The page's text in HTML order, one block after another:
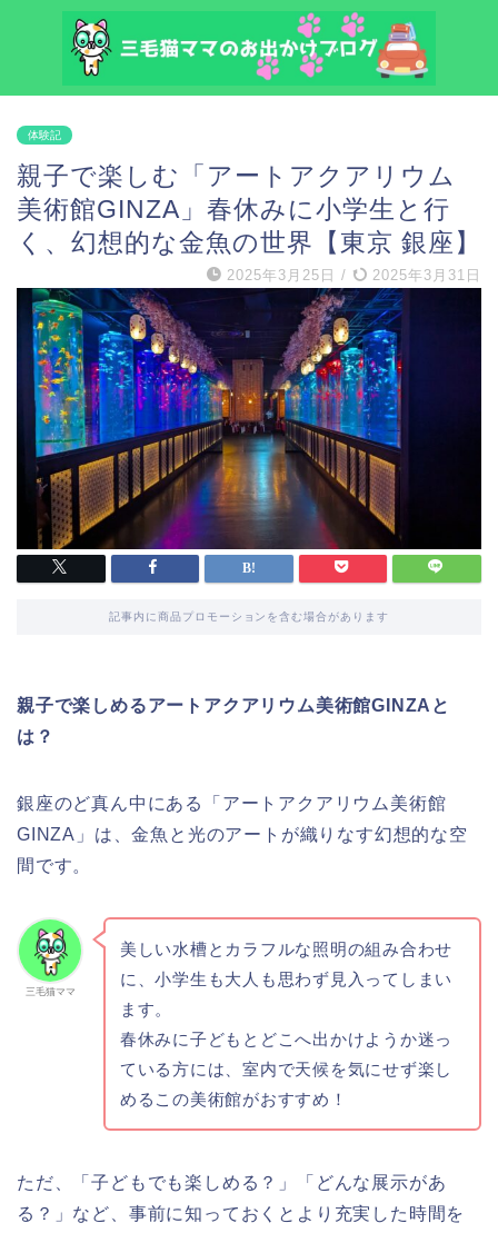
体験記
親子で楽しむ「アートアクアリウム
美術館GINZA」春休みに小学生と行
く、幻想的な金魚の世界【東京 銀座】
2025年3月25日 / 2025年3月31日
記事内に商品プロモーションを含む場合があります
親子で楽しめるアートアクアリウム美術館GINZAと
は？
銀座のど真ん中にある「アートアクアリウム美術館
GINZA」は、金魚と光のアートが織りなす幻想的な空
間です。
三毛猫ママ
美しい水槽とカラフルな照明の組み合わせ
に、小学生も大人も思わず見入ってしまい
ます。
春休みに子どもとどこへ出かけようか迷っ
ている方には、室内で天候を気にせず楽し
めるこの美術館がおすすめ！
ただ、「子どもでも楽しめる？」「どんな展示があ
る？」など、事前に知っておくとより充実した時間を